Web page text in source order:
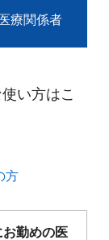
療関係者
い方はこ
方​
お勤めの医